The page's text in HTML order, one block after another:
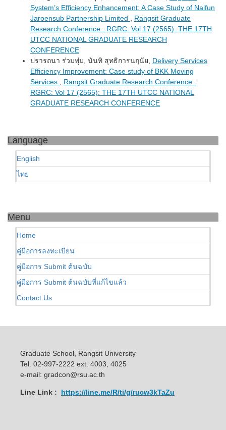
System’s Efficiency Enhancement: A Case Study of Naifun
Jaroensub Partnership Limited
Rangsit Graduate
Research Conference : RGRC: Vol 17 (2565): THE 17TH
UTCC NATIONAL GRADUATE RESEARCH
CONFERENCE
ปรารถนา ร่วมพุ่ม, นันทิ สุทธิการนฤนัย, Delivery Services
Efficiency Improvement: Case study of BKK Moving
Services
Rangsit Graduate Research Conference :
RGRC: Vol 17 (2565): THE 17TH UTCC NATIONAL
GRADUATE RESEARCH CONFERENCE
Language
English
ไทย
Menu
Home
คู่มือการลงทะเบียน
คู่มือการ Submit ต้นฉบับ
คู่มือการ Submit ต้นฉบับที่แก้ไขแล้ว
Contact Us
Graduate School, Rangsit University
Tel. 02-997-2222 ext. 4003, 4025
e-mail: gradcon@rsu.ac.th
Line Link : https://line.me/R/ti/g/rucw3kTaZu